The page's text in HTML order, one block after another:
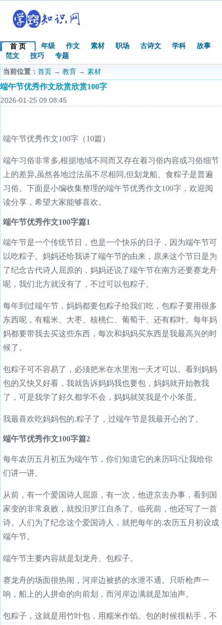
首 页 年级 作文 素材 职场 古诗文 学科
故事
范文
技巧
专题
当前位置： 首页 → 教育 → 素材
端午节优秀作文欣赏欣赏100字
2026-01-25 09:08:45
端午节优秀作文100字（10篇）
端午习俗非常多,根据地域不同而又存在着习俗内容或习俗细节
上的差异,虽然各地过法虽不尽相同,但划龙船、食粽子是普遍
习俗。下面是小编收集整理的端午节优秀作文100字，欢迎阅
读分享，希望大家能够喜欢。
端午节优秀作文100字篇1
端午节是一个传统节日，也是一个快乐的日子，因为端午节可
以吃粽子。妈妈还给我讲了端午节的由来，原来这个节日是为
了纪念古代诗人屈原的，妈妈还说了端午节在南方还要赛龙舟
呢，我们北方就没有了，不过可以包粽子。
每年到过端午节，妈妈都要包粽子给我们吃，包粽子要用很多
东西呢，有糯米、大枣、核桃仁、葡萄干、还有粽叶。每年妈
妈都要带我去买这些东西，每次和妈妈买东西是我最高兴的时
候了。
包粽子可不容易了，必须把米在水里泡一天才可以。看到妈妈
包的又快又好看，我就告诉妈妈我也要包，妈妈就开始教我
了，可是我学了好久都学不会，妈妈就笑我是个小笨蛋。
我最喜欢吃妈妈包的.粽子了，过端午节是我最开心的了。
端午节优秀作文100字篇2
每年农历五月初五为端午节，你们知道它的来历吗?让我给你
们讲一讲。
从前，有一个爱国诗人屈原，有一次，他进京去办事，看到国
家变的非常衰败，就投汩罗江自杀了。临死前，他还写了一首
诗。人们为了纪念这个爱国诗人，就把每年的.农历五月初设成
端午节。
端午节主要内容就是划龙舟、包粽子。
赛龙舟的场面很热闹，河岸边被挤的水泄不通。只听枪声一
响，船上的人拼命的向前划，而河岸边满就是加油声。
包粽子，这就是用竹叶包，用糯米作馅。包的时候很粘手，不